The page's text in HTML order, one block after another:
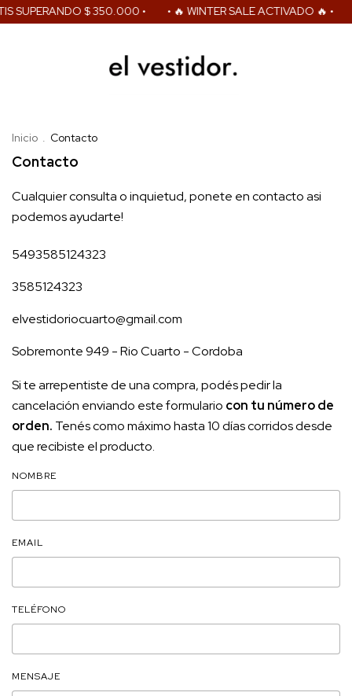
SUPERANDO $ 350.000 • • 🔥 WINTER SALE ACTIVADO 🔥 •
Inicio . Contacto
Contacto
Cualquier consulta o inquietud, ponete en contacto asi
podemos ayudarte!
5493585124323
3585124323
elvestidoriocuarto@gmail.com
Sobremonte 949 - Rio Cuarto - Cordoba
Si te arrepentiste de una compra, podés pedir la
cancelación enviando este formulario con tu número de
orden. Tenés como máximo hasta 10 días corridos desde
que recibiste el producto.
NOMBRE
EMAIL
TELÉFONO
MENSAJE